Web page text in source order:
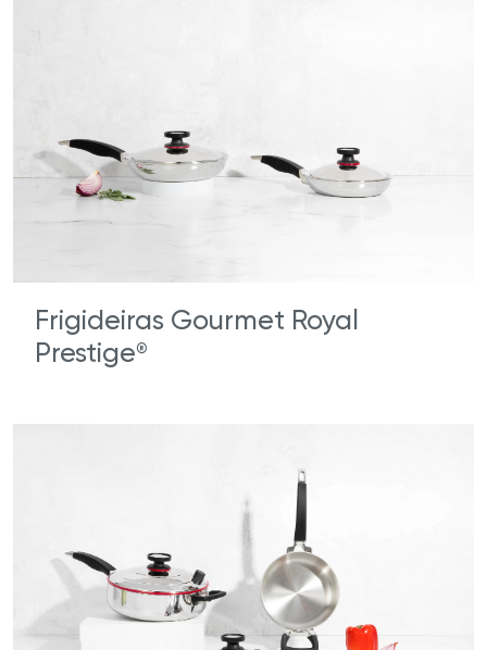
Frigideiras Gourmet Royal
Prestige®